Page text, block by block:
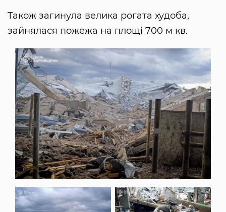
Також загинула велика рогата худоба,
зайнялася пожежа на площі 700 м кв.